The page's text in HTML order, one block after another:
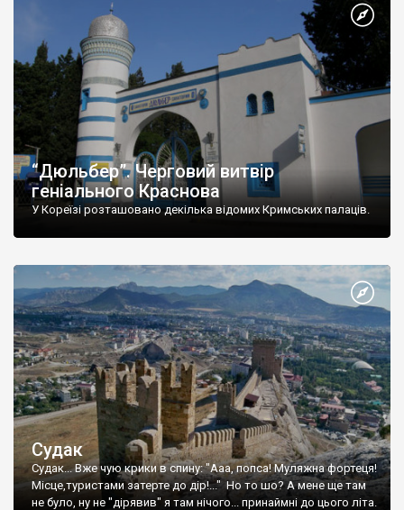
“Дюльбер”. Черговий витвір
геніального Краснова
У Кореїзі розташовано декілька відомих Кримських палаців.
Судак
Судак... Вже чую крики в спину: "Ааа, попса! Муляжна фортеця!
Місце,туристами затерте до дір!..." Но то шо? А мене ще там
не було, ну не "дірявив" я там нічого... принаймні до цього літа.